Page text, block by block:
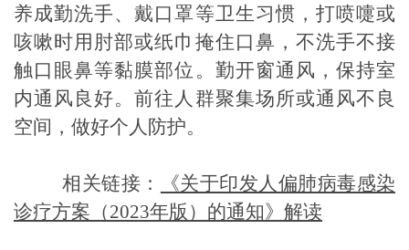
养成勤洗手、戴口罩等卫生习惯，打喷嚏或
咳嗽时用肘部或纸巾掩住口鼻，不洗手不接
触口眼鼻等黏膜部位。勤开窗通风，保持室
内通风良好。前往人群聚集场所或通风不良
空间，做好个人防护。
相关链接：
《关于印发人偏肺病毒感染
诊疗方案（2023年版）的通知》解读